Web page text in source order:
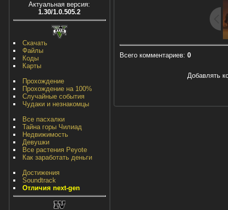
Актуальная версия:
1.30/1.0.505.2
Скачать
Файлы
Коды
Карты
Прохождение
Прохождение на 100%
Случайные события
Чудаки и незнакомцы
Все пасхалки
Тайна горы Чилиад
Недвижимость
Девушки
Все растения Peyote
Как заработать деньги
Достижения
Soundtrack
Отличия next-gen
Всего комментариев: 0
Добавлять